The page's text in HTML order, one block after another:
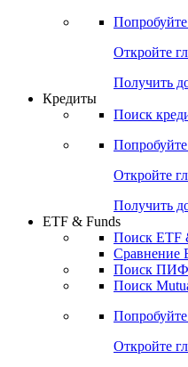
Попробуйте
Откройте
Получить
Кредиты
Поиск
Попробуйте
Откройте
Получить
ETF & Funds
Поиск ETF
Сравнение
Поиск ПИФ
Поиск
Попробуйте
Откройте